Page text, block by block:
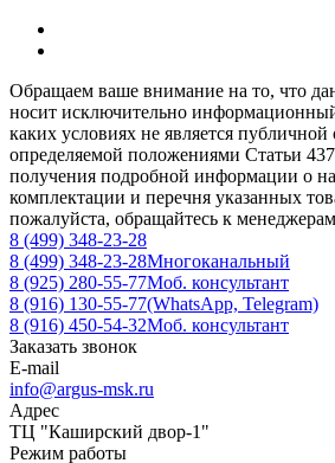
Обращаем ваше внимание на то, что
носит исключительно
каких условиях не является публичной
определяемой положениями Статьи
получения подробной информации о
комплектации и перечня указанных
пожалуйста, обращайтесь к
8 (499) 348-23-28
8 (499) 348-23-28Многоканальный
8 (925) 280-55-77Моб. консультант
8 (916) 130-55-77(WhatsApp, Telegram)
8 (916) 450-54-32Моб. консультант
Заказать звонок
E-mail
info@argus-msk.ru
Адрес
ТЦ "Каширский двор-1"
Режим работы